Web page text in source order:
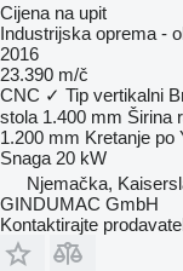
Cijena na upit
Industrijska oprema -
2016
23.390 m/č
CNC ✓ Tip vertikalni
stola 1.400 mm Širina
1.200 mm Kretanje po
Snaga 20 kW
Njemačka,
GINDUMAC GmbH
Kontaktirajte